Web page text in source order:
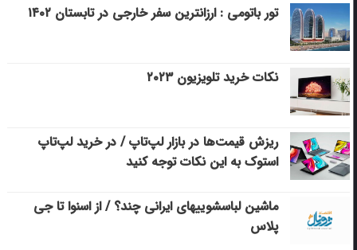
تور باتومی : ارزانترین سفر خارجی در تابستان ۱۴۰۲
نکات خرید تلویزیون ۲۰۲۳
ریزش قیمت‌ها در بازار لپ‌تاپ / در خرید لپ‌تاپ
استوک به این نکات توجه کنید
ماشین لباسشویی‎های ایرانی چند؟ / از اسنوا تا جی
پلاس